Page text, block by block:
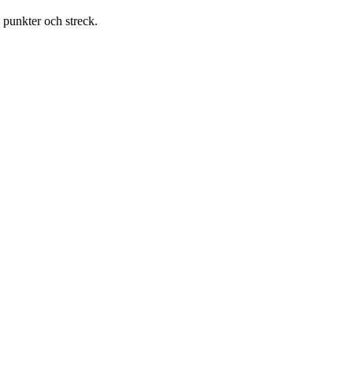
och streck.